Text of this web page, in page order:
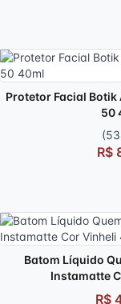
Protetor Facial Botik
50
R$
Batom Líquido
Instamatte
R$